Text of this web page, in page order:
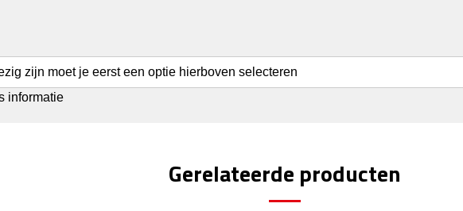
zijn moet je eerst een optie hierboven selecteren
informatie
Gerelateerde producten